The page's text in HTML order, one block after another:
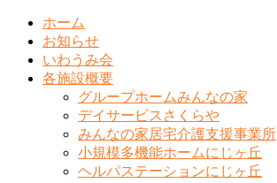
ホーム
お知らせ
いわうみ会
各施設概要
グループホームみんなの家
デイサービスさくらや
みんなの家居宅介護支援事業所
小規模多機能ホームにじヶ丘
ヘルパステーションにじヶ丘